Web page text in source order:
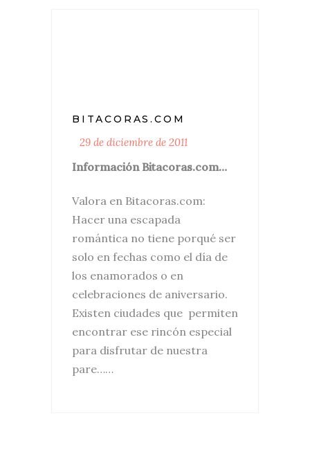
BITACORAS.COM
29 de diciembre de 2011
Información Bitacoras.com…
Valora en Bitacoras.com:
Hacer una escapada
romántica no tiene porqué ser
solo en fechas como el día de
los enamorados o en
celebraciones de aniversario.
Existen ciudades que permiten
encontrar ese rincón especial
para disfrutar de nuestra
pare……